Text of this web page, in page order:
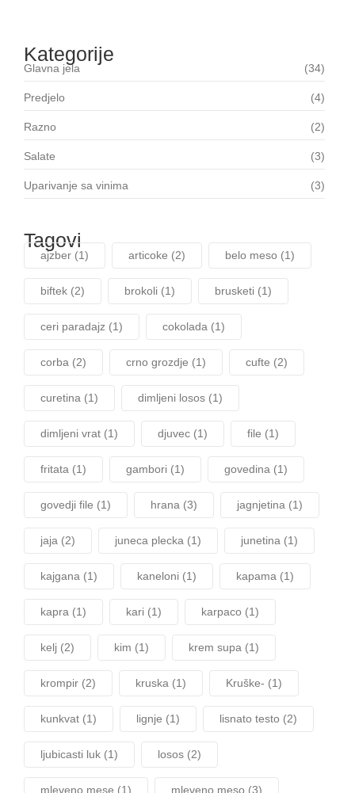
Kategorije
Glavna jela (34)
Predjelo (4)
Razno (2)
Salate (3)
Uparivanje sa vinima (3)
Tagovi
ajzber (1) articoke (2) belo meso (1)
biftek (2) brokoli (1) brusketi (1)
ceri paradajz (1) cokolada (1)
corba (2) crno grozdje (1) cufte (2)
curetina (1) dimljeni losos (1)
dimljeni vrat (1) djuvec (1) file (1)
fritata (1) gambori (1) govedina (1)
govedji file (1) hrana (3) jagnjetina (1)
jaja (2) juneca plecka (1) junetina (1)
kajgana (1) kaneloni (1) kapama (1)
kapra (1) kari (1) karpaco (1)
kelj (2) kim (1) krem supa (1)
krompir (2) kruska (1) Kruške- (1)
kunkvat (1) lignje (1) lisnato testo (2)
ljubicasti luk (1) losos (2)
mleveno mese (1) mleveno meso (3)